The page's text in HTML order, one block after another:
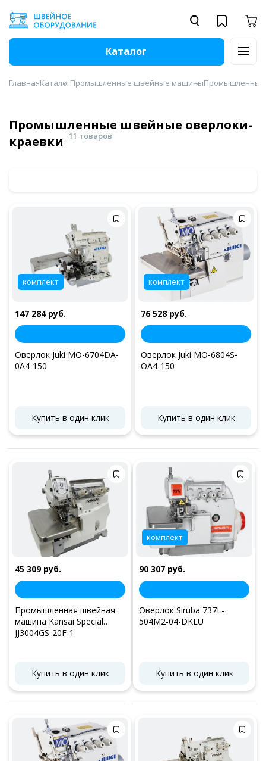
Каталог
ГлавнаяКаталогПромышленные швейные машины
Промышленные швейные оверлоки-
краевки
11 товаров
комплект
147 284 руб.
Оверлок Juki MO-6704DA-
0A4-150
Купить в один клик
комплект
76 528 руб.
Оверлок Juki MO-6804S-
OA4-150
Купить в один клик
45 309 руб.
Промышленная швейная
машина Kansai Special
JJ3004GS-20F-1
Купить в один клик
комплект
90 307 руб.
Оверлок Siruba 737L-
504M2-04-DKLU
Купить в один клик